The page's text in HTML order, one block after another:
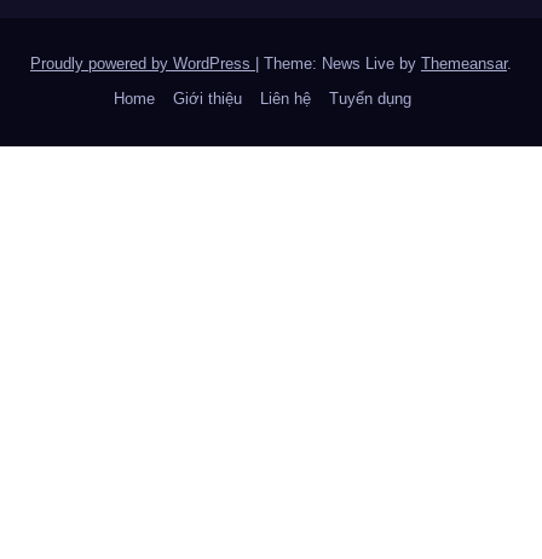
Proudly powered by WordPress Theme: News Live by Themeansar.
Home
Giới thiệu Liên hệ Tuyển dụng